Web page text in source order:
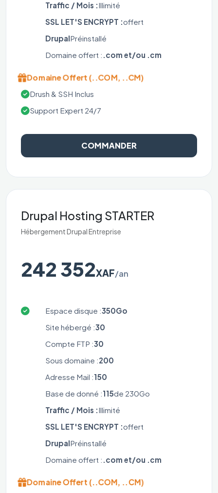
Traffic / Mois :Illimité
SSL LET'S ENCRYPT :offert
DrupalPréinstallé
Domaine offert : .com et/ou .cm
Domaine Offert (..COM, ..CM)
Drush & SSH Inclus
Support Expert 24/7
COMMANDER
Drupal Hosting STARTER
Hébergement Drupal Entreprise
242 352XAF/an
Espace disque :350Go
Site hébergé :30
Compte FTP :30
Sous domaine :200
Adresse Mail :150
Base de donné :115de 230Go
Traffic / Mois :Illimité
SSL LET'S ENCRYPT :offert
DrupalPréinstallé
Domaine offert : .com et/ou .cm
Domaine Offert (..COM, ..CM)